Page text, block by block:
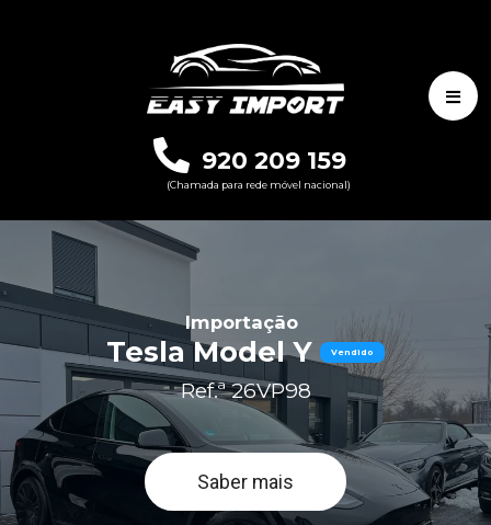
920 209 159
(Chamada para rede móvel nacional)
Importação
Tesla Model Y Vendido
Ref.ª 26VP98
Saber mais